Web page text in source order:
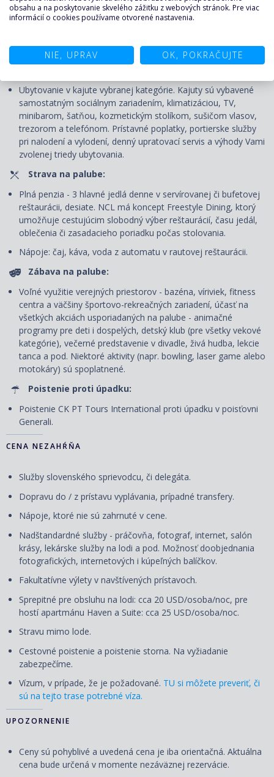
Ubytovanie v kajute vybranej kategórie. Kajuty sú vybavené
samostatným sociálnym zariadením, klimatizáciou, TV,
minibarom, šatňou, kozmetickým stolíkom, sušičom vlasov,
trezorom a telefónom. Prístavné poplatky, portierske služby
pri nalodení a vylodení, denný upratovací servis a výhody Vami
zvolenej triedy ubytovania.
Strava na palube:
Plná penzia - 3 hlavné jedlá denne v servírovanej či bufetovej
reštaurácii, desiate. NCL má koncept Freestyle Dining, ktorý
umožňuje cestujúcim slobodný výber reštaurácií, času jedál,
oblečenia či zasadacieho poriadku počas stolovania.
Nápoje: čaj, káva, voda z automatu v rautovej reštaurácii.
Zábava na palube:
Voľné využitie verejných priestorov - bazéna, víriviek, fitness
centra a väčšiny športovo-rekreačných zariadení, účasť na
všetkých akciách usporiadaných na palube - animačné
programy pre deti i dospelých, detský klub (pre všetky vekové
kategórie), večerné predstavenie v divadle, živá hudba, lekcie
tanca a pod. Niektoré aktivity (napr. bowling, laser game alebo
motokáry) sú spoplatnené.
Poistenie proti úpadku:
Poistenie CK PT Tours International proti úpadku v poisťovni
Generali.
CENA NEZAHŔŇA
Služby slovenského sprievodcu, či delegáta.
Dopravu do / z prístavu vyplávania, prípadné transfery.
Nápoje, ktoré nie sú zahrnuté v cene.
Nadštandardné služby - práčovňa, fotograf, internet, salón
krásy, lekárske služby na lodi a pod. Možnosť doobjednania
fotografických, internetových i kúpeľných balíčkov.
Fakultatívne výlety v navštívených prístavoch.
Sprepitné pre obsluhu na lodi: cca 20 USD/osoba/noc, pre
hostí apartmánu Haven a Suite: cca 25 USD/osoba/noc.
Stravu mimo lode.
Cestovné poistenie a poistenie storna. Na vyžiadanie
zabezpečíme.
Vízum, v prípade, že je požadované. TU si môžete preveriť, či
sú na tejto trase potrebné víza.
UPOZORNENIE
Ceny sú pohyblivé a uvedená cena je iba orientačná. Aktuálna
cena bude určená v momente nezáväznej rezervácie.
obsahu a na poskytovanie skvelého zážitku z webových stránok. Pre viac
informácií o cookies používame otvorené nastavenia.
NIE, UPRAV OK, POKRAČUJTE